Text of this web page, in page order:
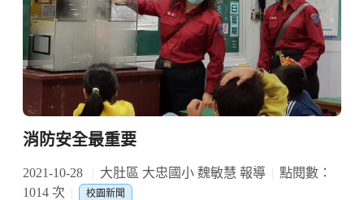
消防安全最重要
2021-10-28 大肚區 大忠國小 魏敏慧 報導
點閱數：
1014 次
校園新聞